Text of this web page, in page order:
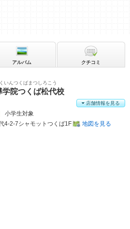
いんつくばまつしろこう
学院つくば松代校
小学生対象
4-2-7シャモットつくば1F 地図を見る
店舗情報を見る
アルバム クチコミ